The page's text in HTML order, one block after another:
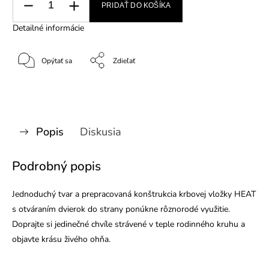
PRIDAŤ DO KOŠÍKA
Detailné informácie
Opýtať sa Zdieľať
Popis Diskusia
Podrobný popis
Jednoduchý tvar a prepracovaná konštrukcia krbovej vložky HEAT
s otváraním dvierok do strany ponúkne rôznorodé využitie.
Doprajte si jedinečné chvíle strávené v teple rodinného kruhu a
objavte krásu živého ohňa.